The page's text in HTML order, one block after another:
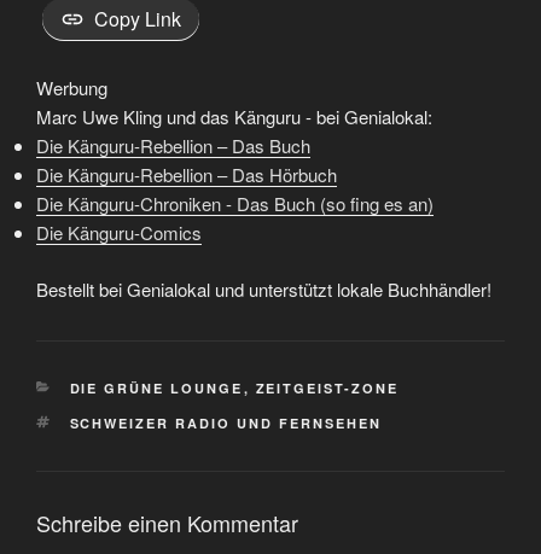
Copy Link
Werbung
Marc Uwe Kling und das Känguru - bei Genialokal:
Die Känguru-Rebellion – Das Buch
Die Känguru-Rebellion – Das Hörbuch
Die Känguru-Chroniken - Das Buch (so fing es an)
Die Känguru-Comics
Bestellt bei Genialokal und unterstützt lokale Buchhändler!
KATEGORIEN
DIE GRÜNE LOUNGE , ZEITGEIST-ZONE
SCHLAGWÖRTER
SCHWEIZER RADIO UND FERNSEHEN
Schreibe einen Kommentar